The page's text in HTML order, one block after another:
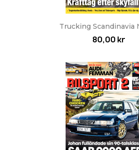
Trucking Scandinavia
80,00 kr